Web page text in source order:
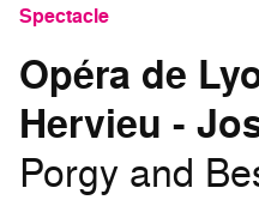
Spectacle
Opéra de
Hervieu -
Porgy and